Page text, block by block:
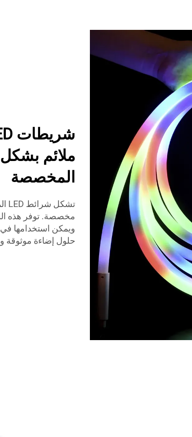
ملائم بشكل
المخصصة
مخصصة. توفر هذه
حلول إضاءة موثوقة